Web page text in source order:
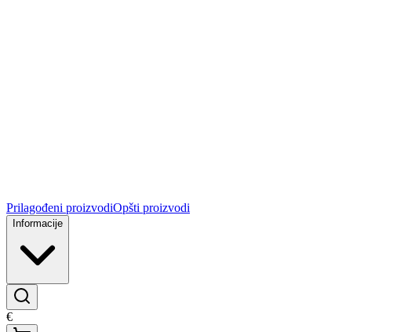
Prilagođeni proizvodiOpšti proizvodi
Informacije
€